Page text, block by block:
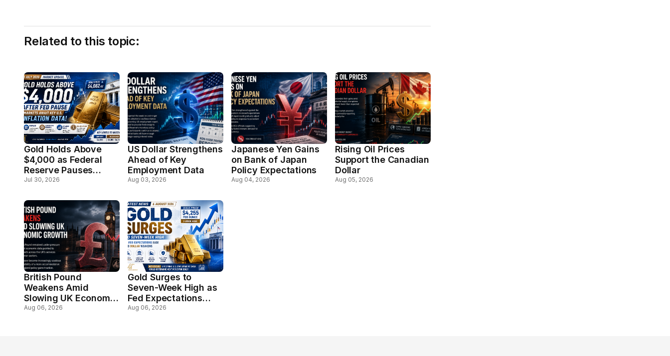
Related to this topic:
Gold Holds Above
$4,000 as Federal
Reserve Pauses
Rates; Markets Await
Data
Jul 30, 2026
US Dollar Strengthens
Ahead of Key
Employment Data
Aug 03, 2026
Japanese Yen Gains
on Bank of Japan
Policy Expectations
Aug 04, 2026
Rising Oil Prices
Support the Canadian
Dollar
Aug 05, 2026
British Pound
Weakens Amid
Slowing UK Economic
Growth
Aug 06, 2026
Gold Surges to
Seven-Week High as
Fed Expectations
Ease and Dollar
Aug 06, 2026